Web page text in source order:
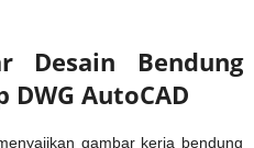
Desain Bendung
DWG AutoCAD
gambar kerja bendung